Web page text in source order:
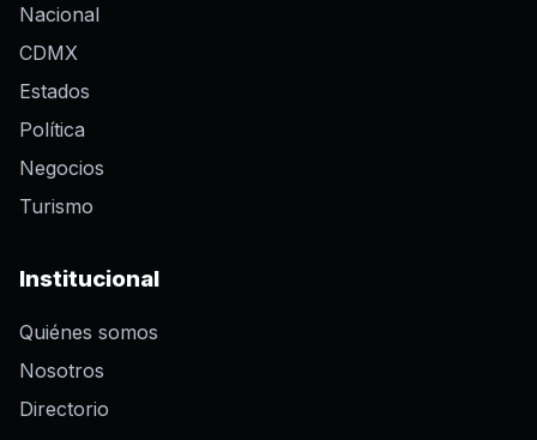
Nacional
CDMX
Estados
Política
Negocios
Turismo
Institucional
Quiénes somos
Nosotros
Directorio